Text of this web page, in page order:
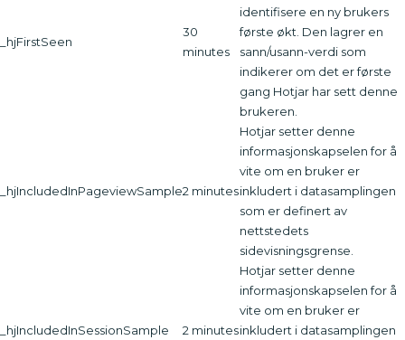
_hjFirstSeen
30
minutes
identifisere en ny brukers
første økt. Den lagrer en
sann/usann-verdi som
indikerer om det er første
gang Hotjar har sett denne
brukeren.
_hjIncludedInPageviewSample2 minutes
Hotjar setter denne
informasjonskapselen for å
vite om en bruker er
inkludert i datasamplingen
som er definert av
nettstedets
sidevisningsgrense.
_hjIncludedInSessionSample 2 minutes
Hotjar setter denne
informasjonskapselen for å
vite om en bruker er
inkludert i datasamplingen